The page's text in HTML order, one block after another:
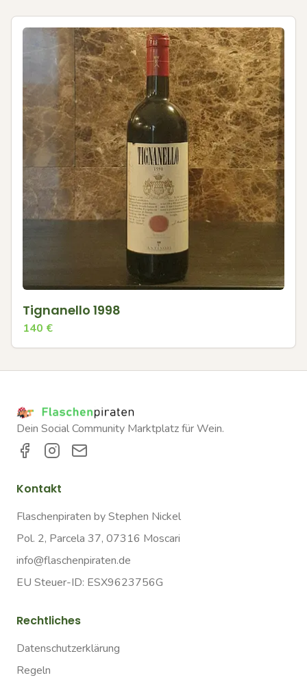
Tignanello 1998
140 €
Dein Social Community Marktplatz für Wein.
Kontakt
Flaschenpiraten by Stephen Nickel
Pol. 2, Parcela 37, 07316 Moscari
info@flaschenpiraten.de
EU Steuer-ID: ESX9623756G
Rechtliches
Datenschutzerklärung
Regeln